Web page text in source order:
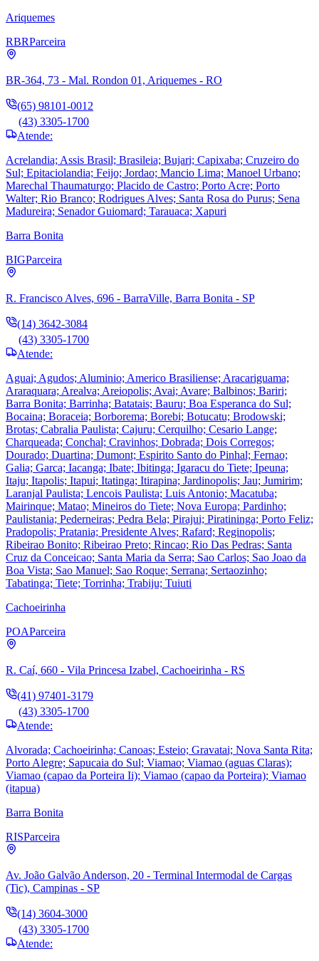
Ariquemes
RBRParceira
BR-364, 73 - Mal. Rondon 01, Ariquemes - RO
(65) 98101-0012
(43) 3305-1700
Atende:
Acrelandia; Assis Brasil; Brasileia; Bujari; Capixaba; Cruzeiro do
Sul; Epitaciolandia; Feijo; Jordao; Mancio Lima; Manoel Urbano;
Marechal Thaumaturgo; Placido de Castro; Porto Acre; Porto
Walter; Rio Branco; Rodrigues Alves; Santa Rosa do Purus; Sena
Madureira; Senador Guiomard; Tarauaca; Xapuri
Barra Bonita
BIGParceira
R. Francisco Alves, 696 - BarraVille, Barra Bonita - SP
(14) 3642-3084
(43) 3305-1700
Atende:
Aguai; Agudos; Aluminio; Americo Brasiliense; Aracariguama;
Araraquara; Arealva; Areiopolis; Avai; Avare; Balbinos; Bariri;
Barra Bonita; Barrinha; Batatais; Bauru; Boa Esperanca do Sul;
Bocaina; Boraceia; Borborema; Borebi; Botucatu; Brodowski;
Brotas; Cabralia Paulista; Cajuru; Cerquilho; Cesario Lange;
Charqueada; Conchal; Cravinhos; Dobrada; Dois Corregos;
Dourado; Duartina; Dumont; Espirito Santo do Pinhal; Fernao;
Galia; Garca; Iacanga; Ibate; Ibitinga; Igaracu do Tiete; Ipeuna;
Itaju; Itapolis; Itapui; Itatinga; Itirapina; Jardinopolis; Jau; Jumirim;
Laranjal Paulista; Lencois Paulista; Luis Antonio; Macatuba;
Mairinque; Matao; Mineiros do Tiete; Nova Europa; Pardinho;
Paulistania; Pederneiras; Pedra Bela; Pirajui; Piratininga; Porto Feliz;
Pradopolis; Pratania; Presidente Alves; Rafard; Reginopolis;
Ribeirao Bonito; Ribeirao Preto; Rincao; Rio Das Pedras; Santa
Cruz da Conceicao; Santa Maria da Serra; Sao Carlos; Sao Joao da
Boa Vista; Sao Manuel; Sao Roque; Serrana; Sertaozinho;
Tabatinga; Tiete; Torrinha; Trabiju; Tuiuti
Cachoeirinha
POAParceira
R. Caí, 660 - Vila Princesa Izabel, Cachoeirinha - RS
(41) 97401-3179
(43) 3305-1700
Atende:
Alvorada; Cachoeirinha; Canoas; Esteio; Gravatai; Nova Santa Rita;
Porto Alegre; Sapucaia do Sul; Viamao; Viamao (aguas Claras);
Viamao (capao da Porteira Ii); Viamao (capao da Porteira); Viamao
(itapua)
Barra Bonita
RISParceira
Av. João Galvão Anderson, 20 - Terminal Intermodal de Cargas
(Tic), Campinas - SP
(14) 3604-3000
(43) 3305-1700
Atende: